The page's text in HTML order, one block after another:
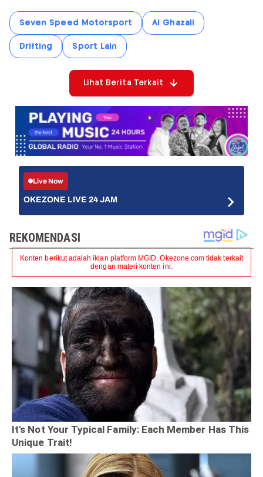
Seven Speed Motorsport Al Ghazali
Drifting Sport Lain
Lihat Berita Terkait
Live Now
OKEZONE LIVE 24 JAM